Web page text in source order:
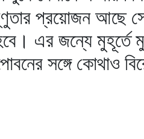
প্রয়োজন আছে
এর জন্যে মুহূর্তে
সঙ্গে কোথাও